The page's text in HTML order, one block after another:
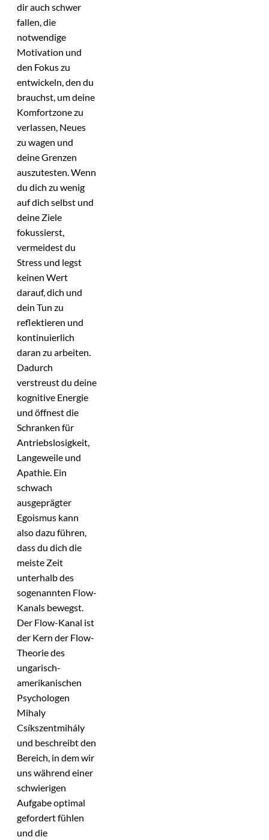
dir auch schwer
fallen, die
notwendige
Motivation und
den Fokus zu
entwickeln, den du
brauchst, um deine
Komfortzone zu
verlassen, Neues
zu wagen und
deine Grenzen
auszutesten. Wenn
du dich zu wenig
auf dich selbst und
deine Ziele
fokussierst,
vermeidest du
Stress und legst
keinen Wert
darauf, dich und
dein Tun zu
reflektieren und
kontinuierlich
daran zu arbeiten.
Dadurch
verstreust du deine
kognitive Energie
und öffnest die
Schranken für
Antriebslosigkeit,
Langeweile und
Apathie. Ein
schwach
ausgeprägter
Egoismus kann
also dazu führen,
dass du dich die
meiste Zeit
unterhalb des
sogenannten Flow-
Kanals bewegst.
Der Flow-Kanal ist
der Kern der Flow-
Theorie des
ungarisch-
amerikanischen
Psychologen
Mihaly
Csíkszentmihály
und beschreibt den
Bereich, in dem wir
uns während einer
schwierigen
Aufgabe optimal
gefordert fühlen
und die